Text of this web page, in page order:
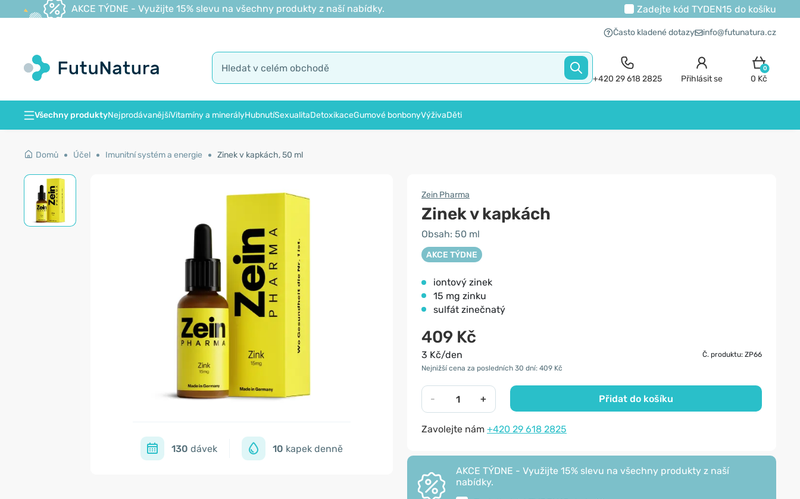
AKCE TÝDNE - Využijte 15% slevu na všechny produkty z naší nabídky. Zadejte kód TYDEN15 do košíku
Často kladené dotazy info@futunatura.cz
+420 29 618 2825 Přihlásit se
0
0 Kč
Všechny produktyNejprodávanějšíVitamíny a minerályHubnutíSexualitaDetoxikaceGumové bonbonyVýživaDěti
Domů Účel Imunitní systém a energie Zinek v kapkách, 50 ml
130 dávek 10 kapek denně
Zein Pharma
Zinek v kapkách
Obsah: 50 ml
AKCE TÝDNE
iontový zinek
15 mg zinku
sulfát zinečnatý
409 Kč
3 Kč/den
Č. produktu: ZP66
Nejnižší cena za posledních 30 dní: 409 Kč
- + Přidat do košíku
Zavolejte nám +420 29 618 2825
AKCE TÝDNE - Využijte 15% slevu na všechny produkty z naší
nabídky.